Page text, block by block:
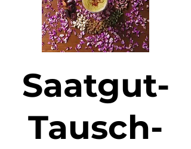
Saatgut-
Tausch-